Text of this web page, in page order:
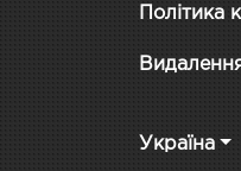
Політика
Україна